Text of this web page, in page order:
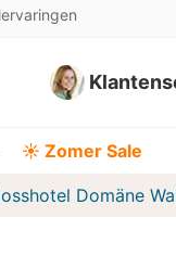
☀️ Zomer Sale
Domäne